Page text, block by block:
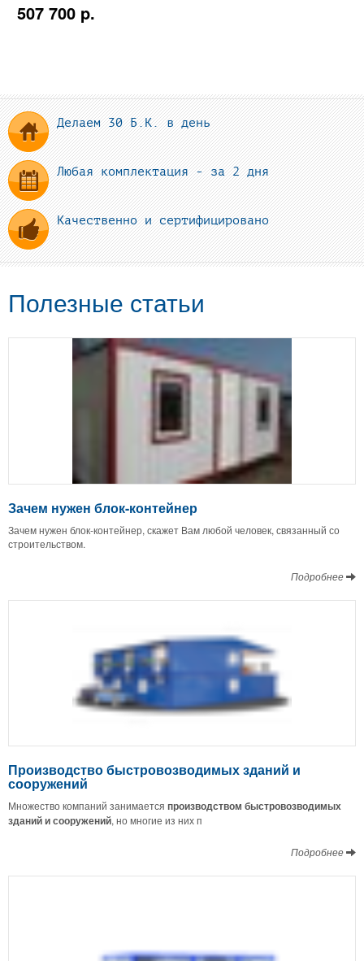
507 700 p.
Делаем 30 Б.К. в день
Любая комплектация - за 2 дня
Качественно и сертифицировано
Полезные статьи
Зачем нужен блок-контейнер
Зачем нужен блок-контейнер, скажет Вам любой человек, связанный со
строительством.
Подробнее
Производство быстровозводимых зданий и
сооружений
Множество компаний занимается производством быстровозводимых
зданий и сооружений, но многие из них п
Подробнее